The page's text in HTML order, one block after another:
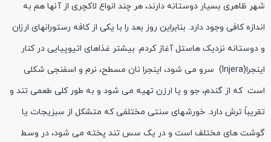
شهر ظاهری بسیار دوستانه دارند، هر چند انواع لاکچری از آنها هم به
اندازه کافی وجود دارد. بنابراین روز بعد را با یکی از کافه رستورانهای ارزان
و دوستانه نزدیک هاستل آغاز کردم. بیشتر غذاهای اتیوپیایی در کنار
اینجرا(Injera) سرو می شود، اینجرا نان مسطح، نرم و اسفنجی شکلی
است که از گندم، جو و یا ارزن تهیه می شود و به طور کلی طعمی تند و
تقریباً ترش دارد. خورشهای سنتی مختلفی که متشکل از سبزیجات یا
گوشت های مختلف است و در یک سس تند پخته می شود، در وسط